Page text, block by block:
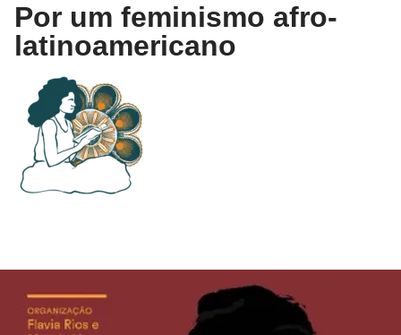
Por um feminismo afro-
latinoamericano